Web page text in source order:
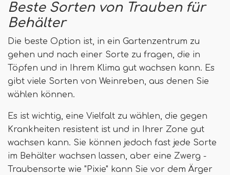
Beste Sorten von Trauben für
Behälter
Die beste Option ist, in ein Gartenzentrum zu
gehen und nach einer Sorte zu fragen, die in
Töpfen und in Ihrem Klima gut wachsen kann. Es
gibt viele Sorten von Weinreben, aus denen Sie
wählen können.
Es ist wichtig, eine Vielfalt zu wählen, die gegen
Krankheiten resistent ist und in Ihrer Zone gut
wachsen kann. Sie können jedoch fast jede Sorte
im Behälter wachsen lassen, aber eine Zwerg -
Traubensorte wie "Pixie" kann Sie vor dem Ärger